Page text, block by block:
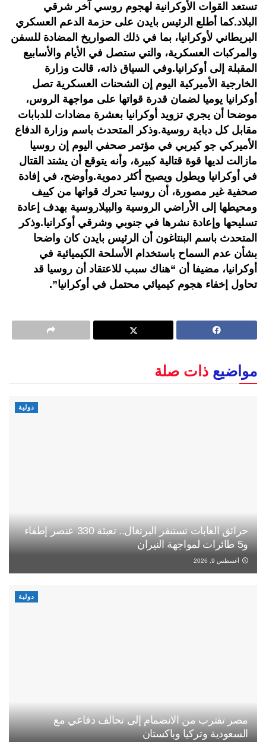
تستعد القوات الأوكرانية لهجوم روسي آخر شرقي
البلاد.كما أطلع الرئيس بايدن على حزمة الدعم العسكري
البريطاني لأوكرانيا، بما في ذلك الصواريخ المضادة للسفن
والمركبات العسكرية، والتي ستصل في الأيام والأسابيع
المقبلة إلى أوكرانيا.وفي السياق ذاته، قالت وزارة
الخارجية الأميركية اليوم إن الشحنات العسكرية تصل
أوكرانيا يوميا لضمان قدرة قواتها على مواجهة الروس،
موضحا أن يجري تزويد أوكرانيا بعشرة مضادات للدبابات
مقابل كل دبابة روسية.وذكر المتحدث باسم وزارة الدفاع
الأميركي جو كيربي في مؤتمر صحفي اليوم إن روسيا
مازالت لديها قوة قتالية كبيرة، وأنه يتوقع أن يشتد القتال
في أوكرانيا ويطول ويصبح أكثر دموية.وأوضح، في إفادة
صحفية غير مصورة، أن روسيا تحرك قواتها من كييف
ومحيطها إلى الأراضي الروسية والبيلاروسية بهدف إعادة
تسليحها وإعادة نشرها في جنوبي وشرقي أوكرانيا.وذكر
المتحدث باسم البنتاغون أن الرئيس بايدن كان واضحا
بشأن عدم السماح باستخدام الأسلحة الكيميائية في
أوكرانيا، مضيفا أن “هناك سبب للاعتقاد أن روسيا قد
تحاول إخفاء هجوم كيميائي محتمل في أوكرانيا”.
مواضيع ذات صلة
دولية
حرائق الغابات تستنفر البرتغال.. تعبئة 330 عنصر إطفاء
و5 طائرات لمواجهة النيران
أغسطس 9, 2026
دولية
مصر تقترب من الانضمام إلى تحالف دفاعي مع
السعودية وتركيا وباكستان